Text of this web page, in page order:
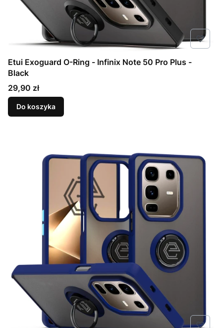
Etui Exoguard O-Ring - Infinix Note 50 Pro Plus -
Black
Cena
29,90 zł
Do koszyka